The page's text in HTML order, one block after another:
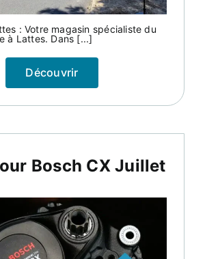
: Votre magasin spécialiste du
à Lattes. Dans [...]
Découvrir
Bosch CX Juillet